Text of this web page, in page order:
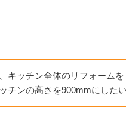
ッチン全体のリフォームを
ンの高さを900mmにしたい